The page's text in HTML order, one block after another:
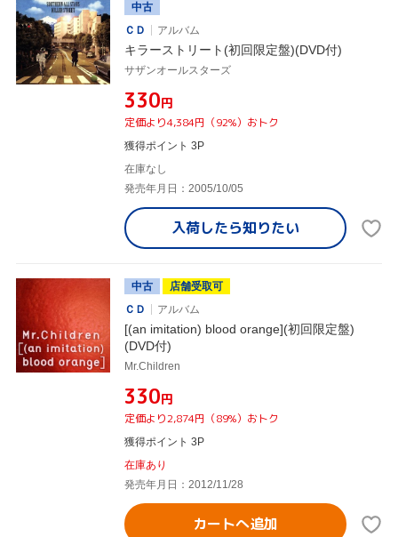
中古
ＣＤ
アルバム
キラーストリート(初回限定盤)(DVD付)
サザンオールスターズ
¥330円
定価より4,384円（92%）おトク
獲得ポイント 3P
在庫なし
発売年月日：2005/10/05
入荷したら知りたい
中古
店舗受取可
ＣＤ
アルバム
[(an imitation) blood orange](初回限定盤)
(DVD付)
Mr.Children
¥330円
定価より2,874円（89%）おトク
獲得ポイント 3P
在庫あり
発売年月日：2012/11/28
カートへ追加